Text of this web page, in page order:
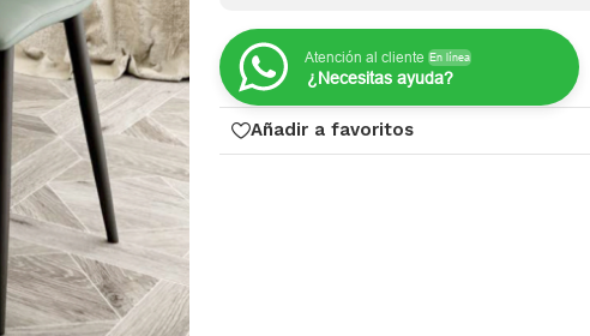
Atención al cliente En línea
¿Necesitas ayuda?
Añadir a favoritos